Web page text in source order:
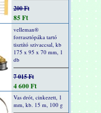
200 Ft
85 Ft
velleman®
forrasztópáka tartó
tisztító szivaccsal, kb
175 x 95 x 70 mm, 1
db
7 015 Ft
4 600 Ft
Vas drót, cinkezett, 1
mm, kb. 15 m, 100 g